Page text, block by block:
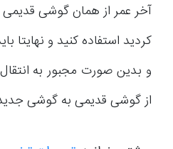
کردید استفاده کنید و
و بدین صورت مجبور به
از گوشی قدیمی به گوشی